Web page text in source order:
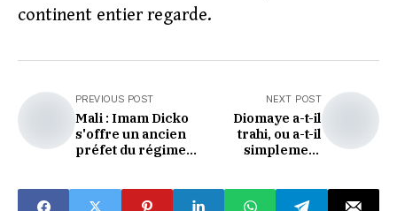
continent entier regarde.
PREVIOUS POST
Mali : Imam Dicko
s'offre un ancien
préfet du régime
depuis l'exil
NEXT POST
Diomaye a-t-il
trahi, ou a-t-il
simplement